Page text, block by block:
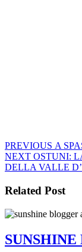
Navigazione
articoli
PREVIOUS
post:
A
NEXT Next
post:
OSTUNI:
DELLA VALLE
Related Post
SUNSHINE